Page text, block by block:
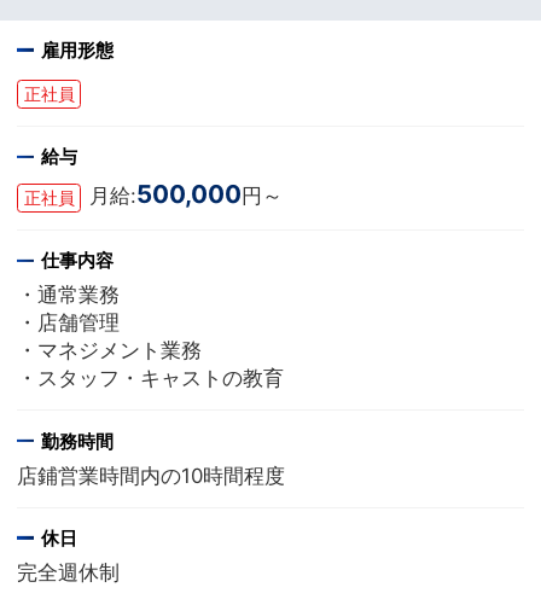
雇用形態
正社員
給与
正社員 月給:500,000 円～
仕事内容
・通常業務
・店舗管理
・マネジメント業務
・スタッフ・キャストの教育
勤務時間
店鋪営業時間内の10時間程度
休日
完全週休制